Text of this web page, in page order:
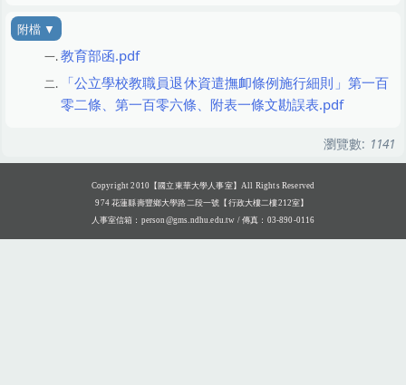
教育部函.pdf
「公立學校教職員退休資遣撫卹條例施行細則」第一百
零二條、第一百零六條、附表一條文勘誤表.pdf
瀏覽數: 1141
Copyright 2010【國立東華大學人事室】All Rights Reserved
974 花蓮縣壽豐鄉大學路二段一號【行政大樓二樓212室】
人事室信箱： person@gms.ndhu.edu.tw / 傳真：03-890-0116